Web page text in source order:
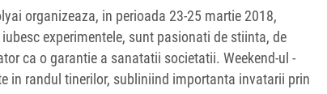
organizeaza, in perioada 23-25 martie 2018,
experimentele, sunt pasionati de stiinta, de
ca o garantie a sanatatii societatii. Weekend-ul -
in randul tinerilor, subliniind importanta invatarii prin